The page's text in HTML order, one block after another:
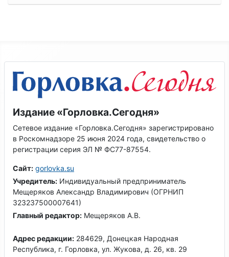
Издание «Горловка.Сегодня»
Сетевое издание «Горловка.Сегодня» зарегистрировано
в Роскомнадзоре 25 июня 2024 года, свидетельство о
регистрации серия ЭЛ № ФС77-87554.
Сайт: gorlovka.su
Учредитель: Индивидуальный предприниматель
Мещеряков Александр Владимирович (ОГРНИП
323237500007641)
Главный редактор: Мещеряков А.В.
Адрес редакции: 284629, Донецкая Народная
Республика, г. Горловка, ул. Жукова, д. 26, кв. 29